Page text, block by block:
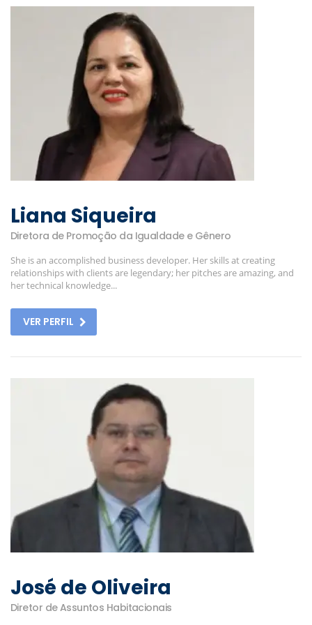
Liana Siqueira
Diretora de Promoção da Igualdade e Gênero
She is an accomplished business developer. Her skills at creating
relationships with clients are legendary; her pitches are amazing, and
her technical knowledge...
VER PERFIL
José de Oliveira
Diretor de Assuntos Habitacionais